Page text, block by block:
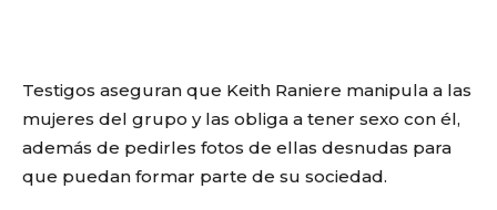
Testigos aseguran que Keith Raniere manipula a las
mujeres del grupo y las obliga a tener sexo con él,
además de pedirles fotos de ellas desnudas para
que puedan formar parte de su sociedad.